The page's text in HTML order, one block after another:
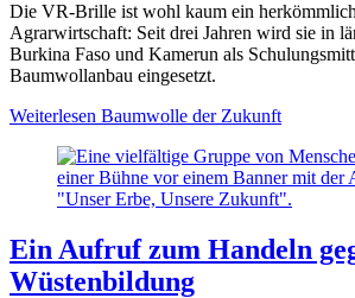
Die VR-Brille ist wohl kaum ein
Agrarwirtschaft: Seit drei Jahren wird sie in
Burkina Faso und Kamerun als
Baumwollanbau eingesetzt.
Weiterlesen Baumwolle der Zukunft
Ein Aufruf zum Handeln
Wüstenbildung